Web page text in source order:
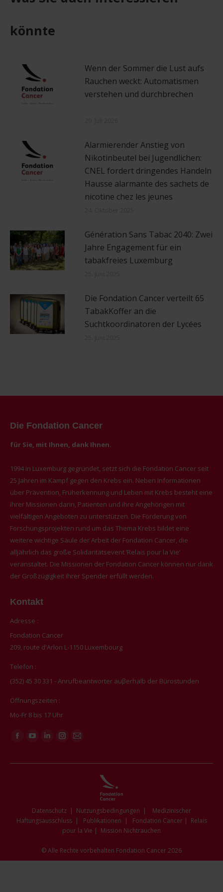
könnte
Wenn der Sommer die Lust aufs
Rauchen weckt: Automatismen
verstehen und durchbrechen
Alarmierender Anstieg von
Nikotinbeutel bei Jugendlichen:
CNEL fordert dringendes Handeln
Hausse alarmante des sachets de
nicotine chez les jeunes
Génération Sans Tabac 2040: Zwei
Jahre Engagement für ein
tabakfreies Luxemburg
Die Fondation Cancer verteilt 65
TabakKoffer an die
Suchtkoordinatoren der Lycées
Die Fondation Cancer
für Sie, mit Ihnen, dank Ihnen.
1994 in Luxemburg gegründet, setzt sich die Fondation Cancer seit
25 Jahren im Kampf gegen den Krebs ein. Neben Informationen
über Prävention, Früherkennung und Leben mit Krebs besteht eine
ihrer Missionen darin, Patienten und ihre Angehörigen mit
vielfältigen Angeboten zu unterstützen. Die Förderung von
Forschungsprojekten rund um das Thema Krebs bildet eine
weitere wichtige Säule der Arbeit der Fondation Cancer, die
alljährlich das große Solidaritätsevent ‘Relais pour la Vie’
veranstaltet. Die Missionen der Fondation Cancer können nur dank
der Großzügigkeit ihrer Spender erfüllt werden.
Kontakt
Adresse :
Fondation Cancer
209, route d'Arlon L-1150 Luxembourg
Telefon :
(352) 45 30 331 - Anrufbeantworter auβerhalb der Bürostunden
Öffnungszeiten :
Mo-Fr 8 bis 17 Uhr
Finden Sie uns auf:
Facebook
windowwindow
Linkedin
window
Instagram
window
E-
new
window
Datenschutz | Nutzungsbedingungen |
Medizinischer
Haftungsausschluss| Publikationen | Fondation Cancer| Relais
pour la Vie | Mission Nichtrauchen
© Alle Rechte vorbehalten Fondation Cancer 2026